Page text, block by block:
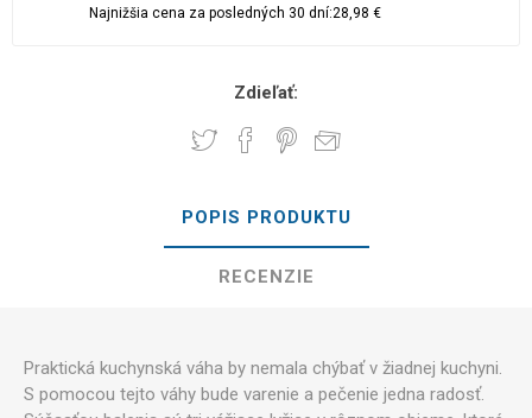
Najnižšia cena za posledných 30 dní:28,98 €
Zdieľať:
POPIS PRODUKTU
RECENZIE
Praktická kuchynská váha by nemala chýbať v žiadnej kuchyni.
S pomocou tejto váhy bude varenie a pečenie jedna radosť.